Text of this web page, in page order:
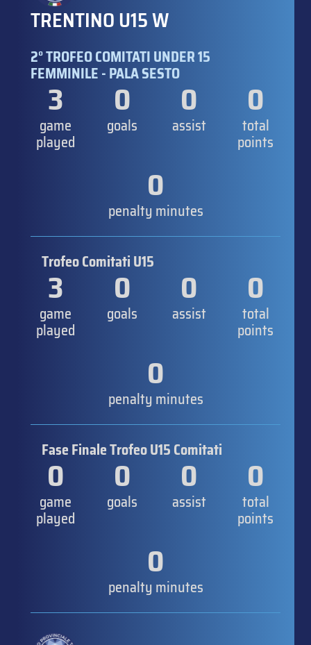
TRENTINO U15 W
2° TROFEO COMITATI UNDER 15
FEMMINILE - PALA SESTO
3
game
played
0
goals
0
assist
0
total
points
0
penalty minutes
Trofeo Comitati U15
3
game
played
0
goals
0
assist
0
total
points
0
penalty minutes
Fase Finale Trofeo U15 Comitati
0
game
played
0
goals
0
assist
0
total
points
0
penalty minutes